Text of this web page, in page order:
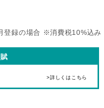
登録の場合 ※消費税10%込み
>詳しくはこちら